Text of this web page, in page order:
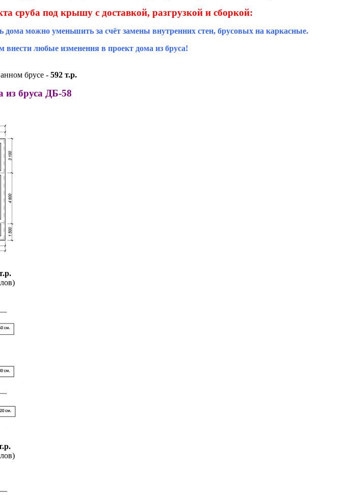
сруба под крышу с доставкой, разгрузкой и сборкой:
дома можно уменьшить за счёт замены внутренних стен, брусовых на каркасные.
любые изменения в проект дома из бруса!
брусе - 592 т.р.
из бруса ДБ-58